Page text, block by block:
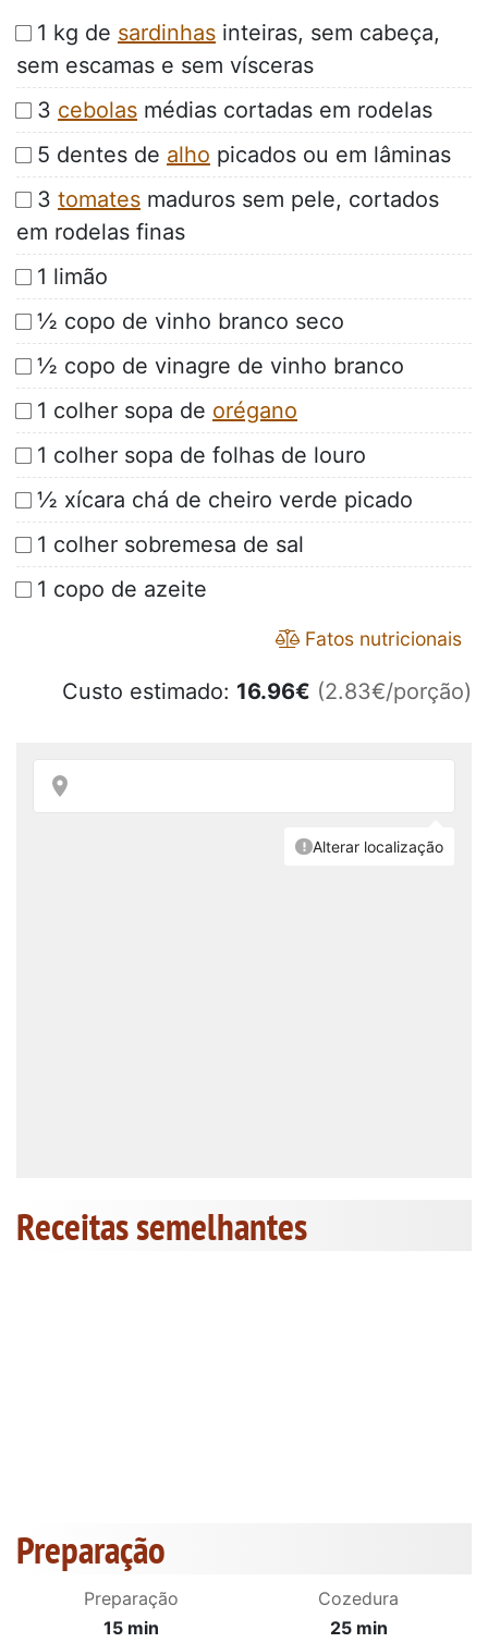
1 kg de sardinhas inteiras, sem cabeça,
sem escamas e sem vísceras
3 cebolas médias cortadas em rodelas
5 dentes de alho picados ou em lâminas
3 tomates maduros sem pele, cortados
em rodelas finas
1 limão
½ copo de vinho branco seco
½ copo de vinagre de vinho branco
1 colher sopa de orégano
1 colher sopa de folhas de louro
½ xícara chá de cheiro verde picado
1 colher sobremesa de sal
1 copo de azeite
Fatos nutricionais
Custo estimado: 16.96€ (2.83€/porção)
Receitas semelhantes
Preparação
Preparação
15 min
Cozedura
25 min